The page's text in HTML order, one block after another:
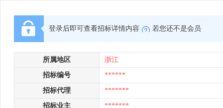
登录后即可查看招标详情内容 若您还不是会员
所属地区 浙江
招标编号 ******
招标代理 *******
招标业主 *******